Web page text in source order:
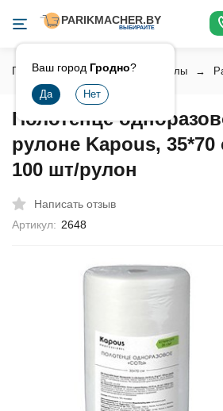
Ваш город Гродно?
Главная Расходные материалы
Полотенце
рулоне Kapous, 35*70
100 шт/рулон
Написать отзыв
Артикул: 2648